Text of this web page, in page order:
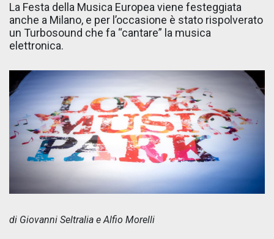
La Festa della Musica Europea viene festeggiata
anche a Milano, e per l’occasione è stato rispolverato
un Turbosound che fa “cantare” la musica
elettronica.
di Giovanni Seltralia e Alfio Morelli